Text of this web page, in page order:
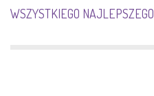
WSZYSTKIEGO NAJLEPSZEGO